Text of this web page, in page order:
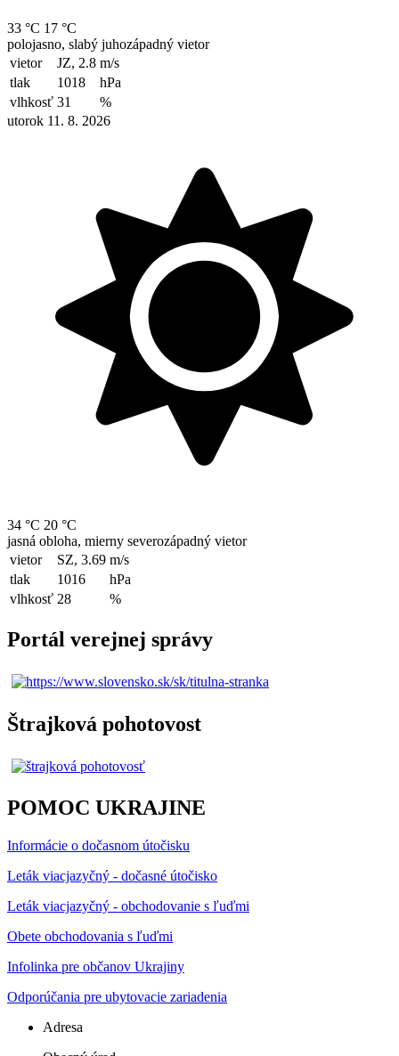
33 °C 17 °C
polojasno, slabý juhozápadný vietor
vietor
JZ, 2.8 m/s
tlak
1018
hPa
vlhkosť 31
%
utorok 11. 8. 2026
34 °C 20 °C
jasná obloha, mierny severozápadný vietor
vietor
SZ, 3.69 m/s
tlak
1016
hPa
vlhkosť 28 %
Portál verejnej správy
Štrajková pohotovost
POMOC UKRAJINE
Informácie o dočasnom útočisku
Leták viacjazyčný - dočasné útočisko
Leták viacjazyčný - obchodovanie s ľuďmi
Obete obchodovania s ľuďmi
Infolinka pre občanov Ukrajiny
Odporúčania pre ubytovacie zariadenia
Adresa